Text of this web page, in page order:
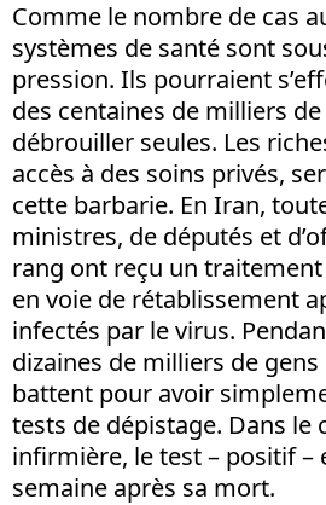
Comme le nombre de cas
systèmes de santé sont
pression. Ils pourraient
des centaines de milliers
débrouiller seules. Les
accès à des soins privés,
cette barbarie. En Iran,
ministres, de députés et
rang ont reçu un
en voie de rétablissement
infectés par le virus.
dizaines de milliers de
battent pour avoir
tests de dépistage. Dans le
infirmière, le test – positif –
semaine après sa mort.